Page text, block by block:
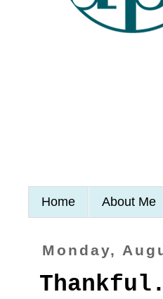
Home About Me
Monday,